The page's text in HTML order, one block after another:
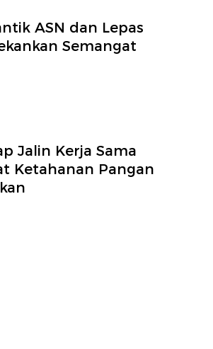
ASN dan Lepas
Semangat
Jalin Kerja Sama
Ketahanan Pangan